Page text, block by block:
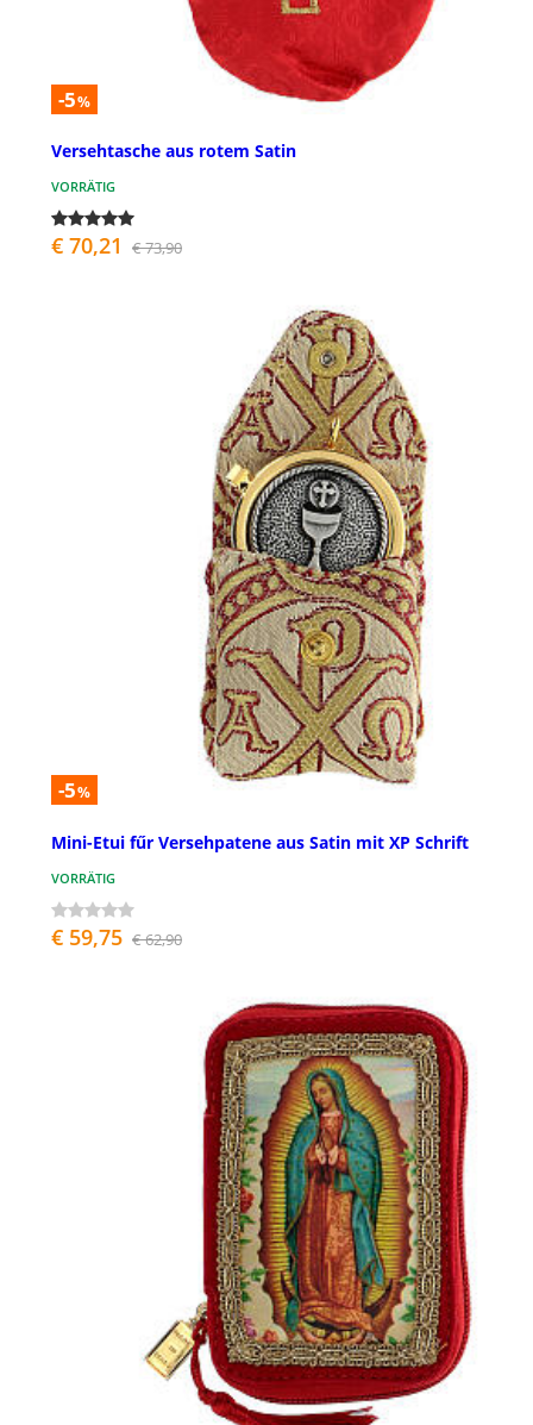
-5%
Versehtasche aus rotem Satin
VORRÄTIG
€ 70,21 € 73,90
-5%
Mini-Etui fűr Versehpatene aus Satin mit XP Schrift
VORRÄTIG
€ 59,75 € 62,90